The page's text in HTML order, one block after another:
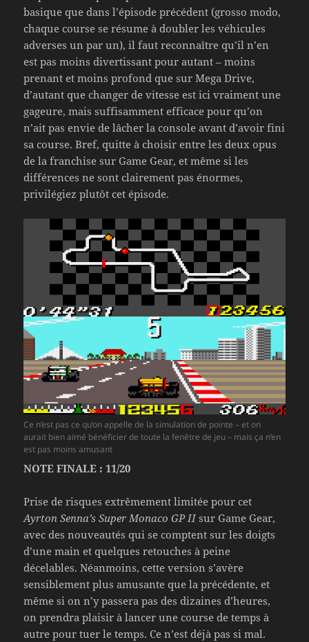
basique que dans l’épisode précédent (grosso modo,
chaque course se résume à doubler les véhicules
adverses un par un), il faut reconnaître qu’il n’en
est pas moins divertissant pour autant – moins
prenant et moins profond que sur Mega Drive,
d’autant que changer de vitesse est ici vraiment une
gageure, mais suffisamment efficace pour qu’on
n’ait pas envie de lâcher la console avant d’avoir fini
sa course. Bref, quitte à choisir entre les deux opus
de la franchise sur Game Gear, et même si les
différences ne sont clairement pas énormes,
privilégiez plutôt cet épisode.
Ce n’est pas ce qu’on appelle de la simulation de pointe – et on
aurait bien aimé bénéficier de toute la fenêtre de jeu – mais ça n’en
est pas moins amusant
NOTE FINALE : 11/20
Prise de risques extrêmement limitée pour cet
Ayrton Senna’s Super Monaco GP IIsur Game Gear,
avec des nouveautés qui se comptent sur les doigts
d’une main et quelques retouches à peine
décelables. Néanmoins, cette version s’avère
sensiblement plus amusante que la précédente, et
même si on n’y passera pas des dizaines d’heures,
on prendra plaisir à lancer une course de temps à
autre pour tuer le temps. Ce n’est déjà pas si mal.